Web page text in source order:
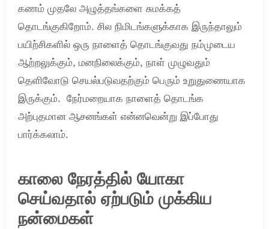
கணம் முதலே அழுத்தங்களை சுமக்கத்
தொடங்குகிறோம். சில நிமிடங்களுக்காக இருந்தாலும்
பயிற்சிகளில் ஒரு நாளைத் தொடங்குவது நம்முடைய
ஆற்றலுக்கும், மனநிலைக்கும், நாள் முழுவதும்
தெளிவோடு செயல்படுவதற்கும் பெரும் உறுதுணையாக
இருக்கும். நேர்மறையாக நாளைத் தொடங்க
அற்புதமான ஆசனங்கள் என்னவென்று இப்போது
பார்க்கலாம்.
காலை நேரத்தில் யோகா
செய்வதால் ஏற்படும் முக்கிய
நன்மைகள்